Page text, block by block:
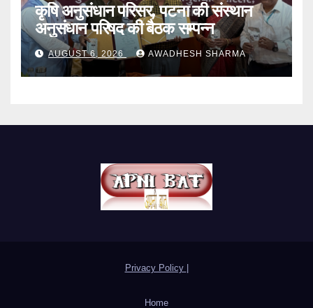
कृषि अनुसंधान परिसर, पटना की संस्थान
अनुसंधान परिषद की बैठक सम्पन्न
AUGUST 6, 2026 AWADHESH SHARMA
Privacy Policy
Home